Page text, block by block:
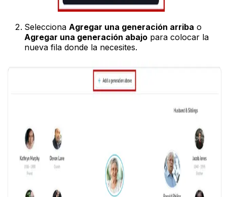
Selecciona Agregar una generación arriba o
Agregar una generación abajo para colocar la
nueva fila donde la necesites.